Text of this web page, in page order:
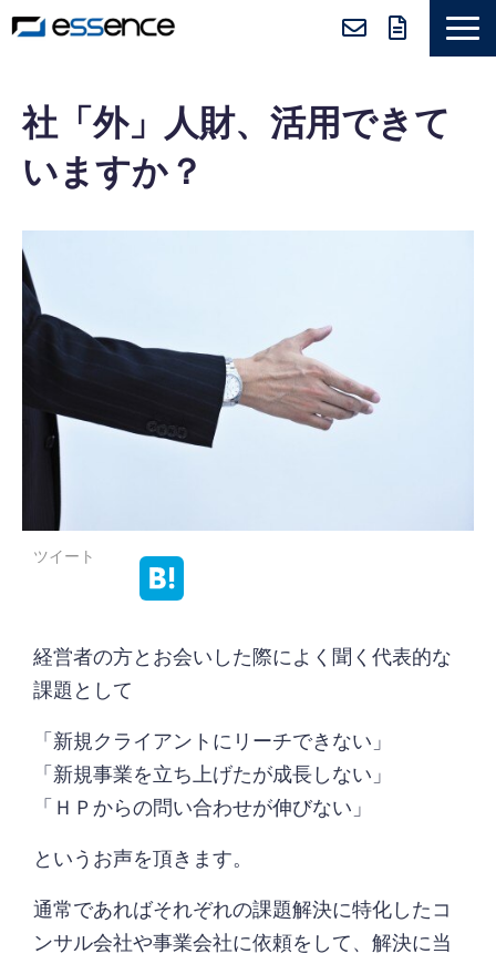
サービス紹介
導入事例
社「外」人財、活用できて
いますか？
ツイート
経営者の方とお会いした際によく聞く代表的な
課題として
「新規クライアントにリーチできない」
「新規事業を立ち上げたが成長しない」
「ＨＰからの問い合わせが伸びない」
というお声を頂きます。
通常であればそれぞれの課題解決に特化したコ
ンサル会社や事業会社に依頼をして、解決に当